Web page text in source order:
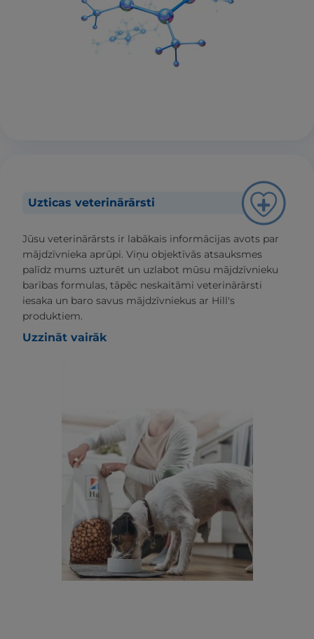
Uzticas veterinārārsti
Jūsu veterinārārsts ir labākais informācijas avots par
mājdzīvnieka aprūpi. Viņu objektīvās atsauksmes
palīdz mums uzturēt un uzlabot mūsu mājdzīvnieku
barības formulas, tāpēc neskaitāmi veterinārārsti
iesaka un baro savus mājdzīvniekus ar Hill's
produktiem.
Uzzināt vairāk